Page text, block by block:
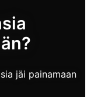
jäi painamaan